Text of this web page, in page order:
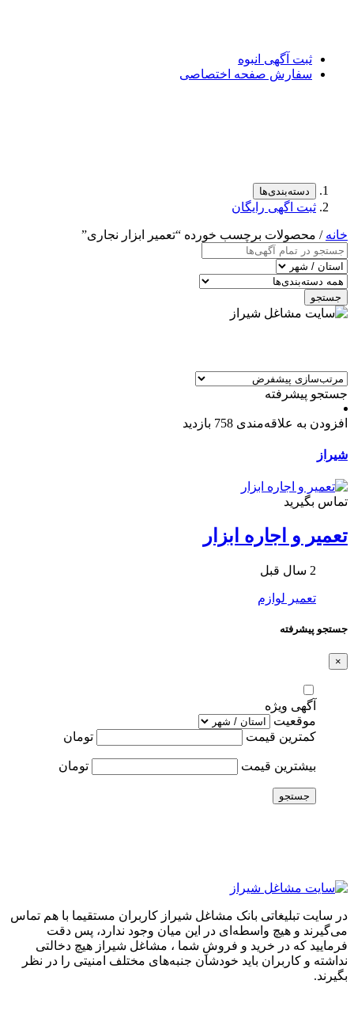
ثبت آگهی انبوه
سفارش صفحه اختصاصی
دسته‌بندی‌ها
ثبت اگهی رایگان
خانه / محصولات برچسب خورده “تعمیر ابزار نجاری”
جستجو
جستجو پیشرفته
افزودن به علاقه‌مندی 758 بازدید
شیراز
تماس بگیرید
تعمیر و اجاره ابزار
2 سال قبل
تعمیر لوازم
جستجو پیشرفته
×
آگهی ویژه
موقعیت
کمترین قیمت
تومان
بیشترین قیمت تومان
جستجو
در سایت تبلیغاتی بانک مشاغل شیراز کاربران مستقیما با هم تماس
می‌گیرند و هیچ واسطه‌ای در این میان وجود ندارد، پس دقت
فرمایید که در خرید و فروشِ شما ، مشاغل شیراز هیچ دخالتی
نداشته و کاربران باید خودشان جنبه‌های مختلف امنیتی را در نظر
بگیرند.